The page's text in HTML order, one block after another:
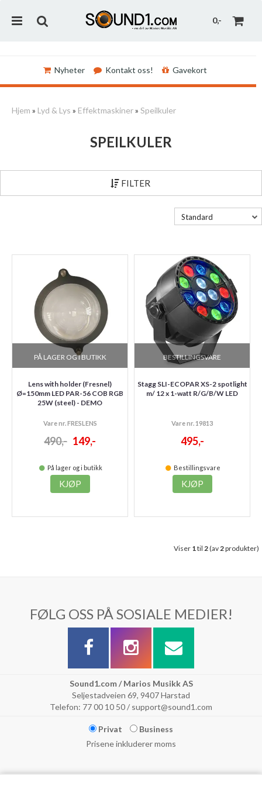
0,-
Nyheter Kontakt oss! Gavekort
Hjem » Lyd & Lys » Effektmaskiner» Speilkuler
SPEILKULER
FILTER
Standard
PÅ LAGER OG I BUTIKK
Lens with holder (Fresnel)
Ø=150mm LED PAR-56 COB RGB
25W (steel) - DEMO
Vare nr. FRESLENS
490,- 149,-
På lager og i butikk
KJØP
BESTILLINGSVARE
Stagg SLI-ECOPAR XS-2 spotlight
m/ 12 x 1-watt R/G/B/W LED
Vare nr. 19813
495,-
Bestillingsvare
KJØP
Viser 1til 2(av2produkter)
FØLG OSS PÅ SOSIALE MEDIER!
Sound1.com / Marios Musikk AS
Seljestadveien 69, 9407 Harstad
Telefon: 77 00 10 50 / support@sound1.com
Privat
Business
Prisene inkluderer moms